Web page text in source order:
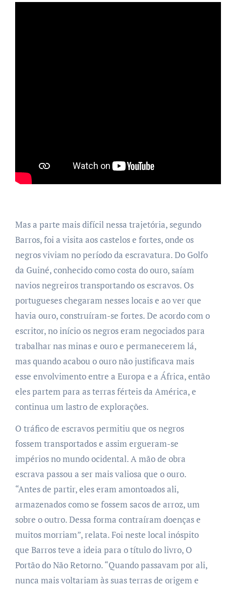
Mas a parte mais difícil nessa trajetória, segundo
Barros, foi a visita aos castelos e fortes, onde os
negros viviam no período da escravatura. Do Golfo
da Guiné, conhecido como costa do ouro, saíam
navios negreiros transportando os escravos. Os
portugueses chegaram nesses locais e ao ver que
havia ouro, construíram-se fortes. De acordo com o
escritor, no início os negros eram negociados para
trabalhar nas minas e ouro e permanecerem lá,
mas quando acabou o ouro não justificava mais
esse envolvimento entre a Europa e a África, então
eles partem para as terras férteis da América, e
continua um lastro de explorações.
O tráfico de escravos permitiu que os negros
fossem transportados e assim ergueram-se
impérios no mundo ocidental. A mão de obra
escrava passou a ser mais valiosa que o ouro.
“Antes de partir, eles eram amontoados ali,
armazenados como se fossem sacos de arroz, um
sobre o outro. Dessa forma contraíram doenças e
muitos morriam”, relata. Foi neste local inóspito
que Barros teve a ideia para o título do livro, O
Portão do Não Retorno. “Quando passavam por ali,
nunca mais voltariam às suas terras de origem e